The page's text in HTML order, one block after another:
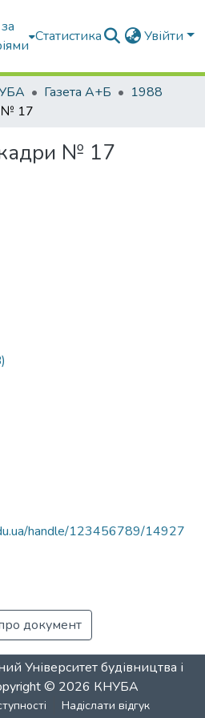
Статистика Увійти
Газета А+Б
1988
№ 17
кадри № 17
handle/123456789/14927
документ
Університет будівництва і
© 2026 КНУБА
Надіслати відгук